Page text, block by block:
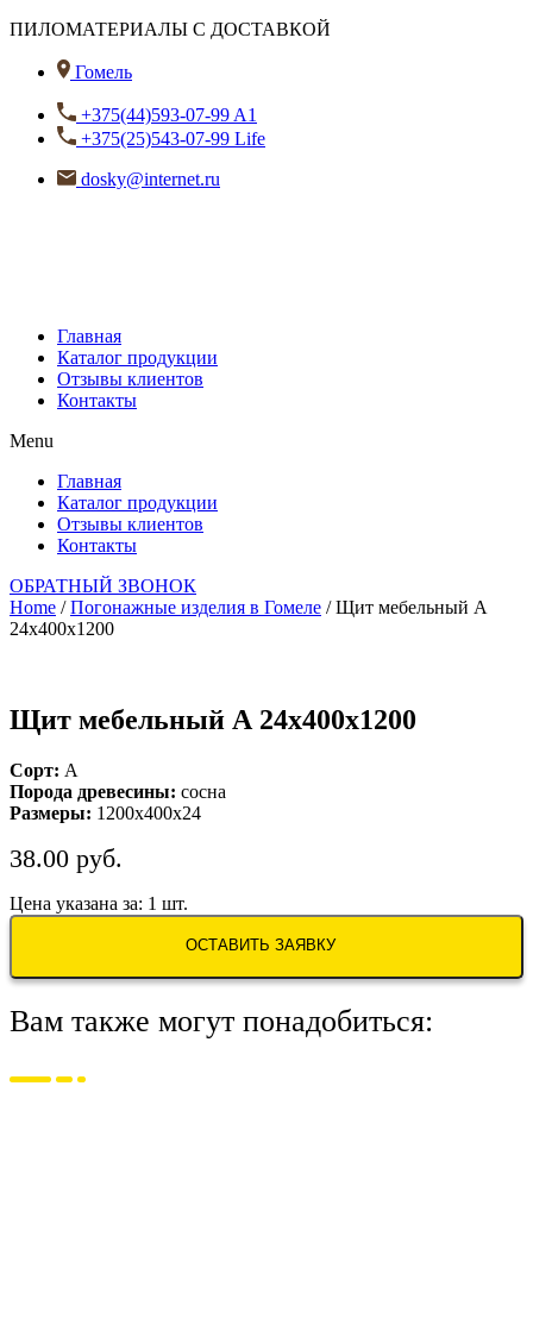
ПИЛОМАТЕРИАЛЫ С ДОСТАВКОЙ
Гомель
+375(44)593-07-99 A1
+375(25)543-07-99 Life
dosky@internet.ru
Главная
Каталог продукции
Отзывы клиентов
Контакты
Menu
Главная
Каталог продукции
Отзывы клиентов
Контакты
ОБРАТНЫЙ ЗВОНОК
Home /Погонажные изделия в Гомеле / Щит мебельный А
24х400х1200
Щит мебельный А 24х400х1200
Сорт: А
Порода древесины: сосна
Размеры: 1200х400х24
38.00 руб.
Цена указана за: 1 шт.
ОСТАВИТЬ ЗАЯВКУ
Вам также могут понадобиться: